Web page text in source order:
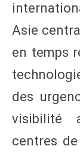
Asie
en temps
des
visibilité
centres